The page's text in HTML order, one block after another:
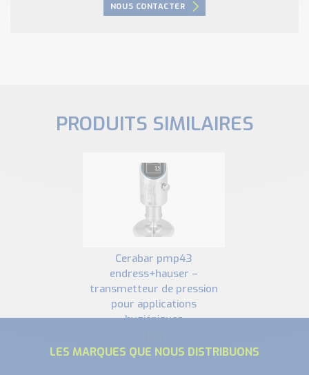
NOUS CONTACTER
PRODUITS SIMILAIRES
cerabar pmp43
endress+hauser –
transmetteur de pression
pour applications
hygiéniques
LES MARQUES QUE NOUS DISTRIBUONS